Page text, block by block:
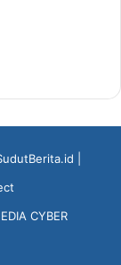
CYBER